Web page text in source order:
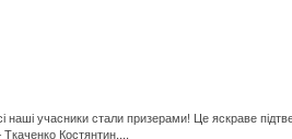
наші учасники стали призерами! Це яскраве
Ткаченко Костянтин,...